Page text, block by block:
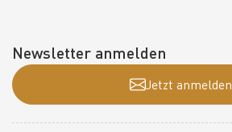
Newsletter anmelden
Jetzt anmelden